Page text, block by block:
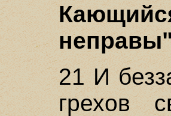
21 И
грехов